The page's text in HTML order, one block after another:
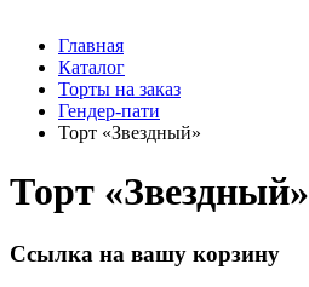
Главная
Каталог
Торты на заказ
Гендер-пати
Торт «Звездный»
Торт «Звездный»
Ссылка на вашу корзину